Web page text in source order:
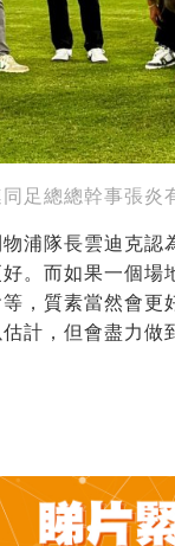
足總總幹事張炎
浦隊長雲迪克
。而如果一個場
，質素當然會
計，但會盡力做